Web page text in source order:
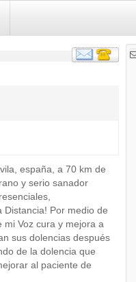
españa, a 70 km de
y serio sanador
Por medio de
Voz cura y mejora a
sus dolencias después
de la dolencia que
al paciente de